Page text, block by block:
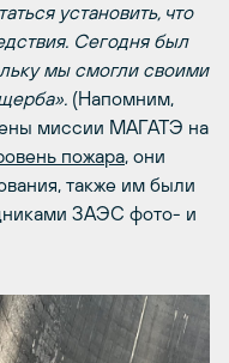
установить, что
Сегодня был
мы смогли своими
(Напомним,
миссии МАГАТЭ на
пожара, они
также им были
ЗАЭС фото- и